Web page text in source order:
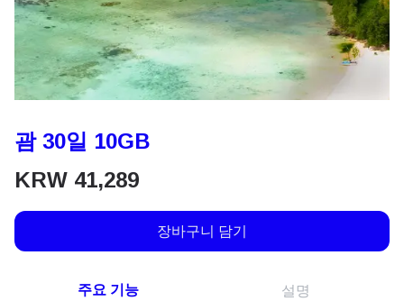
괌 30일 10GB
KRW 41,289
장바구니 담기
주요 기능 설명